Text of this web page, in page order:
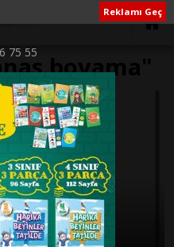
Reklamı Geç
75 55 boyama"